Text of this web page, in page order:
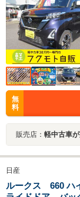
無
料
販売店： 軽中古車
日産
ルークス 660 ハ